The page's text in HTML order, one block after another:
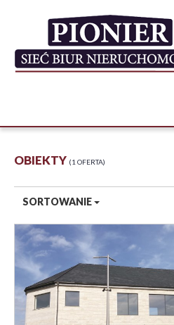
OBIEKTY 1 OFERTA
SORTOWANIE